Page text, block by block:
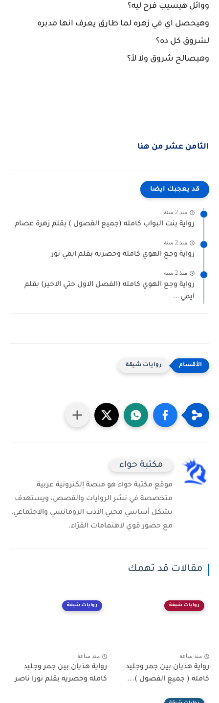
ووائل هيسيب فرح ليه؟
وهيحصل اي في زهره لما طارق يعرف انها مدبره
لشروق كل ده؟
وهيصالح شروق ولا لأ؟
الثامن عشر من هنا
قد يعجبك ايضا
منذ 2 سنة
رواية بنت البواب كامله (جميع الفصول ) بقلم زهرة عصام
منذ 2 سنة
رواية وجع الهوي كامله وحصريه بقلم ايمي نور
منذ 2 سنة
رواية وجع الهوي كامله (الفصل الاول حتي الاخير) بقلم
ايمي...
روايات شيقة
مكتبة حواء
موقع مكتبة حواء هو منصة إلكترونية عربية
متخصصة في نشر الروايات والقصص، ويستهدف
بشكل أساسي محبي الأدب الرومانسي والاجتماعي،
مع حضور قوي لاهتمامات القرّاء.
مقالات قد تهمك
روايات شيقة
منذ ساعة
رواية هذيان بين جمر وجليد
كامله ( جميع الفصول )...
روايات شيقة
منذ ساعة
رواية هذيان بين جمر وجليد
كامله وحصريه بقلم نورا ناصر